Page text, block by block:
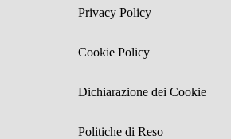
Privacy Policy
Cookie Policy
Dichiarazione dei Cookie
Politiche di Reso